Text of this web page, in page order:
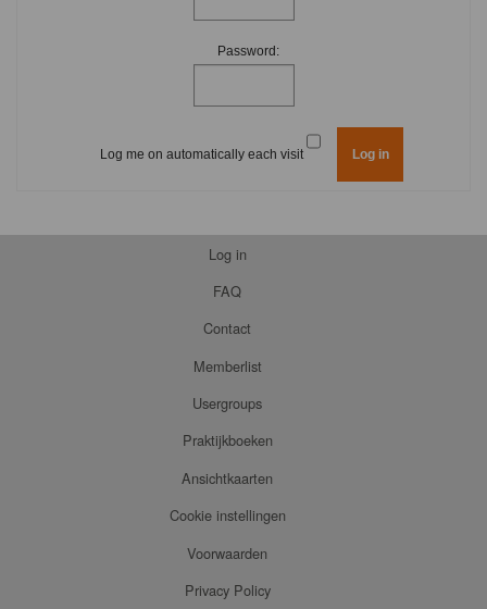
Password:
Log me on automatically each visit
Log in
FAQ
Contact
Memberlist
Usergroups
Praktijkboeken
Ansichtkaarten
Cookie instellingen
Voorwaarden
Privacy Policy